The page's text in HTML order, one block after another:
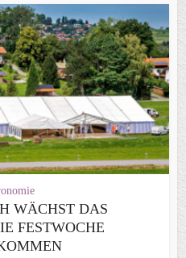
WÄCHST DAS
FESTWOCHE